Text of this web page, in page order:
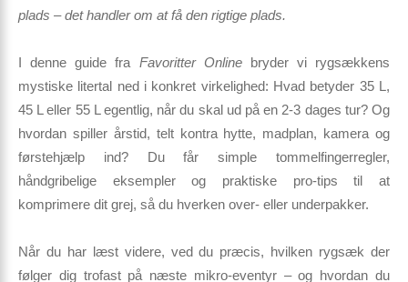
plads – det handler om at få den rigtige plads.
I denne guide fra Favoritter Onlinebryder vi rygsækkens
mystiske litertal ned i konkret virkelighed: Hvad betyder 35 L,
45 L eller 55 L egentlig, når du skal ud på en 2-3 dages tur?Og
hvordan spiller årstid, telt kontra hytte, madplan, kamera og
førstehjælp ind? Du får simple tommelfingerregler,
håndgribelige eksempler og praktiske pro-tips til at
komprimere dit grej, så du hverken over- eller underpakker.
Når du har læst videre, ved du præcis, hvilken rygsæk der
følger dig trofast på næste mikro-eventyr – og hvordan du